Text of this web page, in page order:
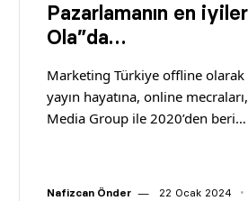
Pazarlamanın en
Ola”da…
Marketing Türkiye offline olarak
yayın hayatına, online
Media Group ile 2020’den beri…
Nafizcan Önder 22 Ocak 2024